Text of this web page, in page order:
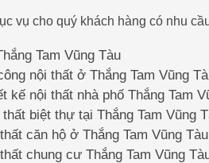
vụ cho quý khách hàng có nhu
Tam Vũng Tàu
nội thất ở Thắng Tam Vũng
kế nội thất nhà phố Thắng Tam
biệt thự tại Thắng Tam Vũng
căn hộ ở Thắng Tam Vũng Tàu
chung cư Thắng Tam Vũng